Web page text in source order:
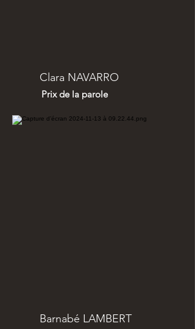
Clara NAVARRO
Prix de la parole
Barnabé LAMBERT